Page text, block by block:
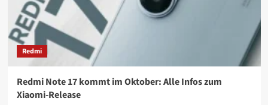
Redmi
Redmi Note 17 kommt im Oktober: Alle Infos zum
Xiaomi-Release